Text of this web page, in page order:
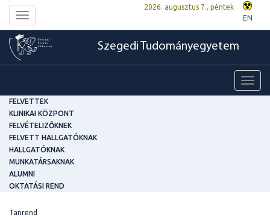
Toggle
navigation
2026. augusztus 7., péntek
EN
Szegedi Tudományegyetem
FELVETTEK
KLINIKAI KÖZPONT
FELVÉTELIZŐKNEK
FELVETT HALLGATÓKNAK
HALLGATÓKNAK
MUNKATÁRSAKNAK
ALUMNI
OKTATÁSI REND
Tanrend